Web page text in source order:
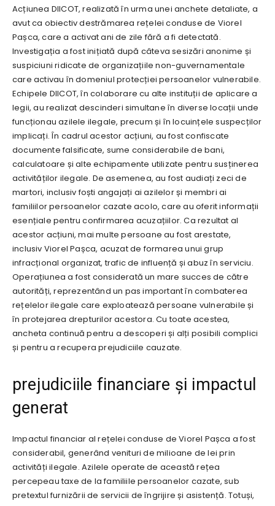
Acțiunea DIICOT, realizată în urma unei anchete detaliate, a
avut ca obiectiv destrămarea rețelei conduse de Viorel
Pașca, care a activat ani de zile fără a fi detectată.
Investigația a fost inițiată după câteva sesizări anonime și
suspiciuni ridicate de organizațiile non-guvernamentale
care activau în domeniul protecției persoanelor vulnerabile.
Echipele DIICOT, în colaborare cu alte instituții de aplicare a
legii, au realizat descinderi simultane în diverse locații unde
funcționau azilele ilegale, precum și în locuințele suspecților
implicați. În cadrul acestor acțiuni, au fost confiscate
documente falsificate, sume considerabile de bani,
calculatoare și alte echipamente utilizate pentru susținerea
activităților ilegale. De asemenea, au fost audiați zeci de
martori, inclusiv foști angajați ai azilelor și membri ai
familiilor persoanelor cazate acolo, care au oferit informații
esențiale pentru confirmarea acuzațiilor. Ca rezultat al
acestor acțiuni, mai multe persoane au fost arestate,
inclusiv Viorel Pașca, acuzat de formarea unui grup
infracțional organizat, trafic de influență și abuz în serviciu.
Operațiunea a fost considerată un mare succes de către
autorități, reprezentând un pas important în combaterea
rețelelor ilegale care exploatează persoane vulnerabile și
în protejarea drepturilor acestora. Cu toate acestea,
ancheta continuă pentru a descoperi și alți posibili complici
și pentru a recupera prejudiciile cauzate.
prejudiciile financiare și impactul
generat
Impactul financiar al rețelei conduse de Viorel Pașca a fost
considerabil, generând venituri de milioane de lei prin
activități ilegale. Azilele operate de această rețea
percepeau taxe de la familiile persoanelor cazate, sub
pretextul furnizării de servicii de îngrijire și asistență. Totuși,